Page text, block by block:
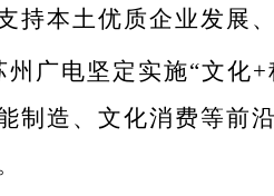
持本土优质企业发展
州广电坚定实施“文化
制造、文化消费等前